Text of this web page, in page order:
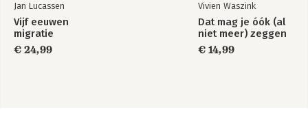
Jan Lucassen
Vijf eeuwen
migratie
€ 24,99
Vivien Waszink
Dat mag je óók (al
niet meer) zeggen
€ 14,99